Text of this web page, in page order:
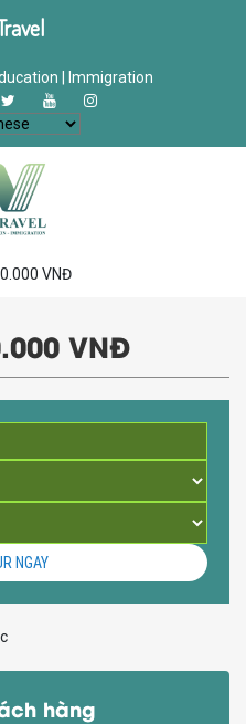
| Immigration
VNĐ
VNĐ
NGAY
hàng